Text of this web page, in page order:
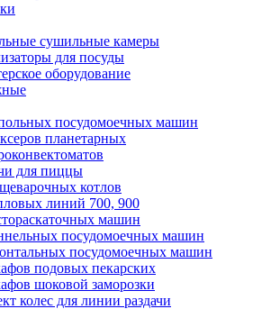
сушильные камеры
для посуды
оборудование
посудомоечных машин
планетарных
для пиццы
котлов
линий 700, 900
машин
посудомоечных машин
посудомоечных машин
подовых пекарских
шоковой заморозки
колес для линии раздачи